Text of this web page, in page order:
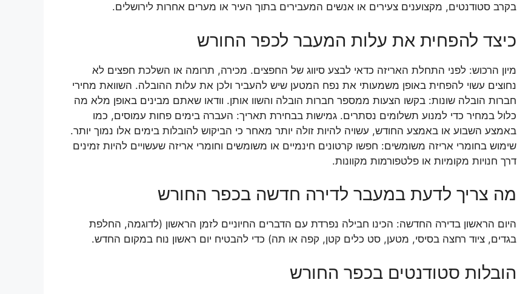
בקרב סטודנטים, מקצוענים צעירים או אנשים המעבירים בתוך העיר או מערים אחרות לירושלים.
כיצד להפחית את עלות המעבר לכפר החורש
מיון הרכוש: לפני התחלת האריזה כדאי לבצע סיווג של החפצים. מכירה, תרומה או השלכת חפצים לא
נחוצים עשוי להפחית באופן משמעותי את נפח המטען שיש להעביר ולכן את עלות ההובלה. השוואת מחירי
חברות הובלה שונות: בקשו הצעות ממספר חברות הובלה והשוו אותן. וודאו שאתם מבינים באופן מלא מה
כלול במחיר כדי למנוע תשלומים נסתרים. גמישות בבחירת תאריך: העברה בימים פחות עמוסים, כמו
באמצע השבוע או באמצע החודש, עשויה להיות זולה יותר מאחר כי הביקוש להובלות בימים אלו נמוך יותר.
שימוש בחומרי אריזה משומשים: חפשו קרטונים חינמיים או משומשים וחומרי אריזה שעשויים להיות זמינים
דרך חנויות מקומיות או פלטפורמות מקוונות.
מה צריך לדעת במעבר לדירה חדשה בכפר החורש
היום הראשון בדירה החדשה: הכינו חבילה נפרדת עם הדברים החיוניים לזמן הראשון (לדוגמה, החלפת
בגדים, ציוד רחצה בסיסי, מטען, סט כלים קטן, קפה או תה) כדי להבטיח יום ראשון נוח במקום החדש.
הובלות סטודנטים בכפר החורש